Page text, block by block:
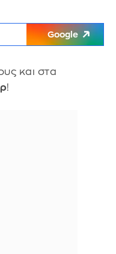
Google
και στα
!